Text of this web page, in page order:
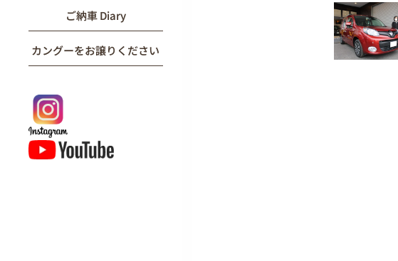
ご納車 Diary
カングーをお譲りください